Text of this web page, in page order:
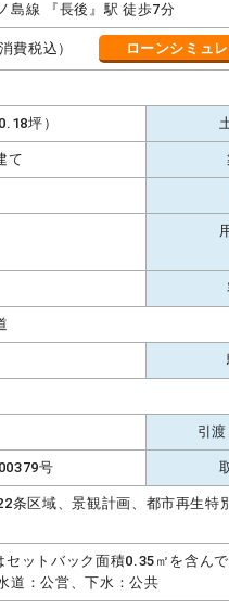
島線 『長後』駅 徒歩7分
費税込） ローンシミュ
坪）
て
引
号
条区域、景観計画、都市再生
ットバック面積0.35㎡を含んで
道：公営、下水：公共